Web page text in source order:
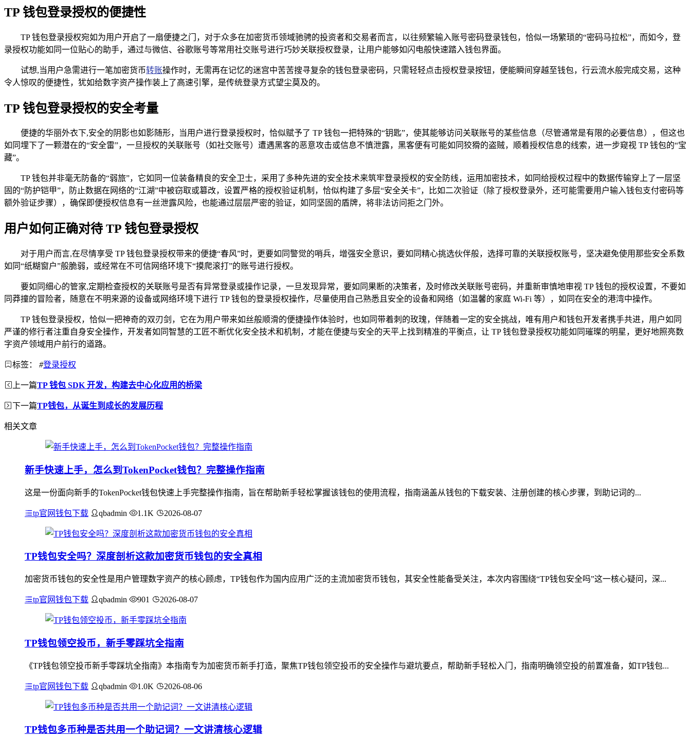
TP 钱包登录授权的便捷性
TP 钱包登录授权宛如为用户开启了一扇便捷之门，对于众多在加密货币领域驰骋的投资者和交易者而言，以往频繁输入账号密码登录钱包，恰似一场繁琐的“密码马拉松”，而如今，登
录授权功能如同一位贴心的助手，通过与微信、谷歌账号等常用社交账号进行巧妙关联授权登录，让用户能够如闪电般快速踏入钱包界面。
试想,当用户急需进行一笔加密货币转账操作时，无需再在记忆的迷宫中苦苦搜寻复杂的钱包登录密码，只需轻轻点击授权登录按钮，便能瞬间穿越至钱包，行云流水般完成交易，这种
令人惊叹的便捷性，犹如给数字资产操作装上了高速引擎，是传统登录方式望尘莫及的。
TP 钱包登录授权的安全考量
便捷的华丽外衣下,安全的阴影也如影随形，当用户进行登录授权时，恰似赋予了 TP 钱包一把特殊的“钥匙”，使其能够访问关联账号的某些信息（尽管通常是有限的必要信息），但这也
如同埋下了一颗潜在的“安全雷”，一旦授权的关联账号（如社交账号）遭遇黑客的恶意攻击或信息不慎泄露，黑客便有可能如同狡猾的盗贼，顺着授权信息的线索，进一步窥视 TP 钱包的“宝
藏”。
TP 钱包并非毫无防备的“弱旅”，它如同一位装备精良的安全卫士，采用了多种先进的安全技术来筑牢登录授权的安全防线，运用加密技术，如同给授权过程中的数据传输穿上了一层坚
固的“防护铠甲”，防止数据在网络的“江湖”中被窃取或篡改，设置严格的授权验证机制，恰似构建了多层“安全关卡”，比如二次验证（除了授权登录外，还可能需要用户输入钱包支付密码等
额外验证步骤），确保即便授权信息有一丝泄露风险，也能通过层层严密的验证，如同坚固的盾牌，将非法访问拒之门外。
用户如何正确对待 TP 钱包登录授权
对于用户而言,在尽情享受 TP 钱包登录授权带来的便捷“春风”时，更要如同警觉的哨兵，增强安全意识，要如同精心挑选伙伴般，选择可靠的关联授权账号，坚决避免使用那些安全系数
如同“纸糊窗户”般脆弱，或经常在不可信网络环境下“摸爬滚打”的账号进行授权。
要如同细心的管家,定期检查授权的关联账号是否有异常登录或操作记录，一旦发现异常，要如同果断的决策者，及时修改关联账号密码，并重新审慎地审视 TP 钱包的授权设置，不要如
同莽撞的冒险者，随意在不明来源的设备或网络环境下进行 TP 钱包的登录授权操作，尽量使用自己熟悉且安全的设备和网络（如温馨的家庭 Wi-Fi 等），如同在安全的港湾中操作。
TP 钱包登录授权，恰似一把神奇的双刃剑，它在为用户带来如丝般顺滑的便捷操作体验时，也如同带着刺的玫瑰，伴随着一定的安全挑战，唯有用户和钱包开发者携手共进，用户如同
严谨的修行者注重自身安全操作，开发者如同智慧的工匠不断优化安全技术和机制，才能在便捷与安全的天平上找到精准的平衡点，让 TP 钱包登录授权功能如同璀璨的明星，更好地照亮数
字资产领域用户前行的道路。
标签： #登录授权
上一篇TP 钱包 SDK 开发，构建去中心化应用的桥梁
下一篇TP钱包，从诞生到成长的发展历程
相关文章
新手快速上手，怎么到TokenPocket钱包？完整操作指南
这是一份面向新手的TokenPocket钱包快速上手完整操作指南，旨在帮助新手轻松掌握该钱包的使用流程，指南涵盖从钱包的下载安装、注册创建的核心步骤，到助记词的...
tp官网钱包下载 qbadmin 1.1K 2026-08-07
TP钱包安全吗？深度剖析这款加密货币钱包的安全真相
加密货币钱包的安全性是用户管理数字资产的核心顾虑，TP钱包作为国内应用广泛的主流加密货币钱包，其安全性能备受关注，本次内容围绕“TP钱包安全吗”这一核心疑问，深...
tp官网钱包下载 qbadmin 901 2026-08-07
TP钱包领空投币，新手零踩坑全指南
《TP钱包领空投币新手零踩坑全指南》本指南专为加密货币新手打造，聚焦TP钱包领空投币的安全操作与避坑要点，帮助新手轻松入门，指南明确领空投的前置准备，如TP钱包...
tp官网钱包下载 qbadmin 1.0K 2026-08-06
TP钱包多币种是否共用一个助记词？一文讲清核心逻辑